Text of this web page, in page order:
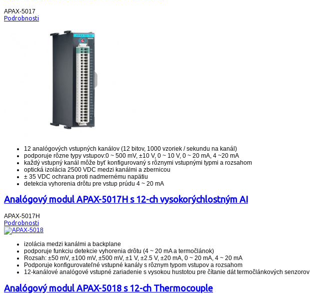
APAX-5017
Podrobnosti
12 analógových vstupných kanálov (12 bitov, 1000 vzoriek / sekundu na kanál)
podporuje rôzne typy vstupov:0 ~ 500 mV, ±10 V, 0 ~ 10 V, 0 ~ 20 mA, 4 ~20 mA
každý vstupný kanál môže byť konfigurovaný s rôznymi vstupnými typmi a rozsahom
optická izolácia 2500 VDC medzi kanálmi a zbernicou
± 35 VDC ochrana proti nadmernému napätiu
detekcia vyhorenia drôtu pre vstup prúdu 4 ~ 20 mA
Analógový modul APAX-5017H s 12-ch vysokorýchlostným AI
APAX-5017H
Podrobnosti
izolácia medzi kanálmi a backplane
podporuje funkciu detekcie vyhorenia drôtu (4 ~ 20 mA a termočlánok)
Rozsah: ±50 mV, ±100 mV, ±500 mV, ±1 V, ±2.5 V, ±20 mA, 0 ~ 20 mA, 4 ~ 20 mA
Podporuje konfigurovateľné vstupné kanály s rôznym typom vstupov a rozsahom
12-kanálové analógové vstupné zariadenie s vysokou hustotou pre čítanie dát termočlánkových senzorov
Analógový modul APAX-5018 s 12-ch Thermocouple